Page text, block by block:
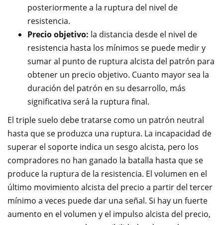
posteriormente a la ruptura del nivel de
resistencia.
Precio objetivo: la distancia desde el nivel de
resistencia hasta los mínimos se puede medir y
sumar al punto de ruptura alcista del patrón para
obtener un precio objetivo. Cuanto mayor sea la
duración del patrón en su desarrollo, más
significativa será la ruptura final.
El triple suelo debe tratarse como un patrón neutral
hasta que se produzca una ruptura. La incapacidad de
superar el soporte indica un sesgo alcista, pero los
compradores no han ganado la batalla hasta que se
produce la ruptura de la resistencia. El volumen en el
último movimiento alcista del precio a partir del tercer
mínimo a veces puede dar una señal. Si hay un fuerte
aumento en el volumen y el impulso alcista del precio,